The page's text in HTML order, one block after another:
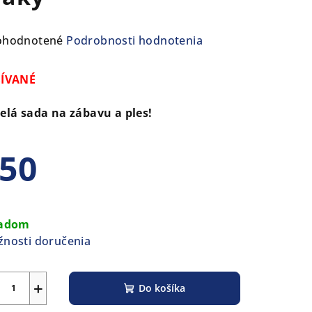
Podrobnosti hodnotenia
sada na zábavu a ples!
doručenia
+ Do košíka